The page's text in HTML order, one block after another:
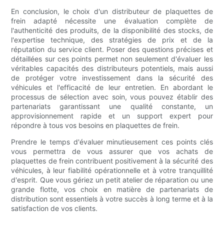
En conclusion, le choix d'un distributeur de plaquettes de
frein adapté nécessite une évaluation complète de
l'authenticité des produits, de la disponibilité des stocks, de
l'expertise technique, des stratégies de prix et de la
réputation du service client. Poser des questions précises et
détaillées sur ces points permet non seulement d'évaluer les
véritables capacités des distributeurs potentiels, mais aussi
de protéger votre investissement dans la sécurité des
véhicules et l'efficacité de leur entretien. En abordant le
processus de sélection avec soin, vous pouvez établir des
partenariats garantissant une qualité constante, un
approvisionnement rapide et un support expert pour
répondre à tous vos besoins en plaquettes de frein.
Prendre le temps d'évaluer minutieusement ces points clés
vous permettra de vous assurer que vos achats de
plaquettes de frein contribuent positivement à la sécurité des
véhicules, à leur fiabilité opérationnelle et à votre tranquillité
d'esprit. Que vous gériez un petit atelier de réparation ou une
grande flotte, vos choix en matière de partenariats de
distribution sont essentiels à votre succès à long terme et à la
satisfaction de vos clients.